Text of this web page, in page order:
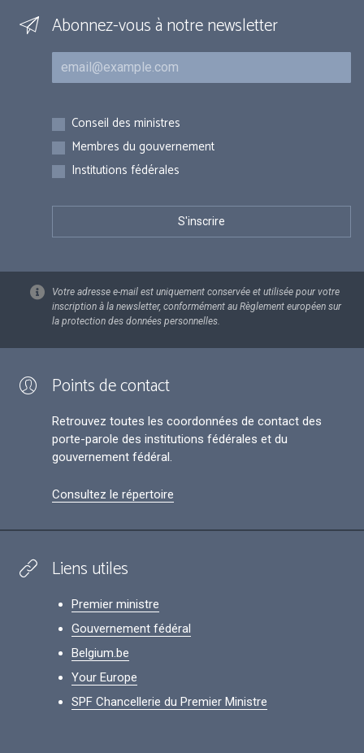
Abonnez-vous à notre newsletter
Courriel
Inscriptions
Conseil des ministres
Membres du gouvernement
Institutions fédérales
Votre adresse e-mail est uniquement conservée et utilisée pour votre
inscription à la newsletter, conformément au Règlement européen sur
la protection des données personnelles.
Points de contact
Retrouvez toutes les coordonnées de contact des
porte-parole des institutions fédérales et du
gouvernement fédéral.
Consultez le répertoire
Liens utiles
Premier ministre
Gouvernement fédéral
Belgium.be
Your Europe
SPF Chancellerie du Premier Ministre